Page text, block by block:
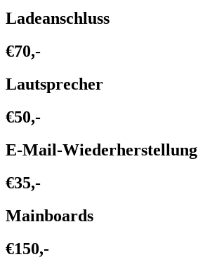
Ladeanschluss
€70,-
Lautsprecher
€50,-
E-Mail-Wiederherstellung
€35,-
Mainboards
€150,-